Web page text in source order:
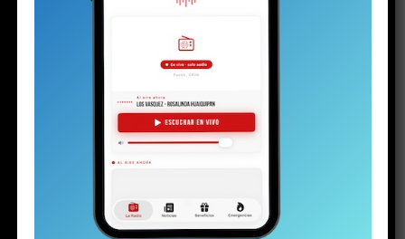
ESTO PODRÍA GUSTARTE
PuconApp completa su despliegue y ya está
disponible en Android
Solo a los 16: la vida del joven detenido con
riña escolar